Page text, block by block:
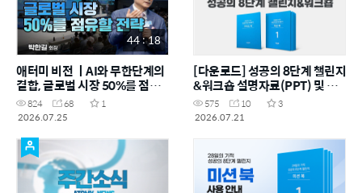
44 : 18
애터미 비전 ㅣAI와 무한단계의
결합, 글로벌 시장 50%를 점유
할 전략!
824 68
1
2026.07.25
[다운로드] 성공의 8단계 챌린지
&워크숍 설명자료(PPT) 및 교
재(PDF)
575 10
3
2026.07.21